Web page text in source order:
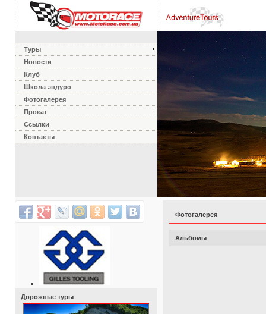
Туры
Новости
Клуб
Школа эндуро
Фотогалерея
Прокат
Ссылки
Контакты
Дорожные туры
Фотогалерея
Альбомы